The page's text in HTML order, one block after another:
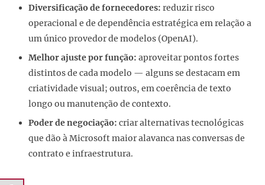
Diversificação de fornecedores: reduzir risco
operacional e de dependência estratégica em relação a
um único provedor de modelos (OpenAI).
Melhor ajuste por função: aproveitar pontos fortes
distintos de cada modelo — alguns se destacam em
criatividade visual; outros, em coerência de texto
longo ou manutenção de contexto.
Poder de negociação: criar alternativas tecnológicas
que dão à Microsoft maior alavanca nas conversas de
contrato e infraestrutura.